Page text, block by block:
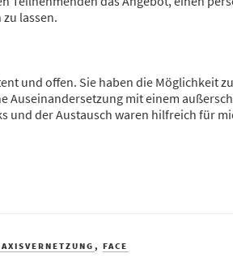
lassen.
und offen. Sie haben die Möglichkeit
Auseinandersetzung mit einem
und der Austausch waren hilfreich für
, FACE